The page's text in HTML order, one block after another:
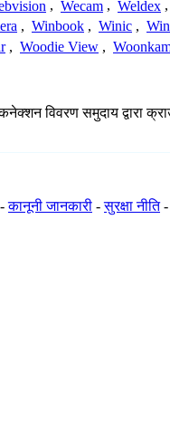
, Wecam , Weldex ,
, Winbook , Winic ,
, Woodie View ,
विवरण समुदाय द्वारा
कानूनी जानकारी -सुरक्षा नीति